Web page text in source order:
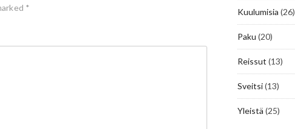
* Kuulumisia (26)
Paku (20)
Reissut (13)
Sveitsi(13)
Yleistä (25)